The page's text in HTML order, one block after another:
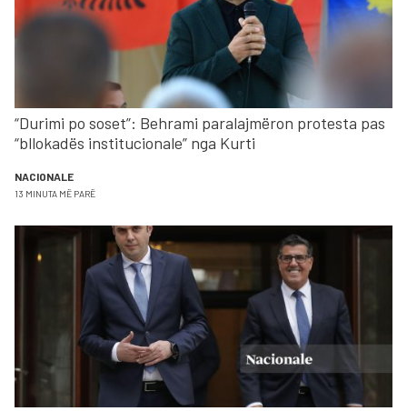
“Durimi po soset”: Behrami paralajmëron protesta pas
“bllokadës institucionale” nga Kurti
NACIONALE
13 MINUTA MË PARË